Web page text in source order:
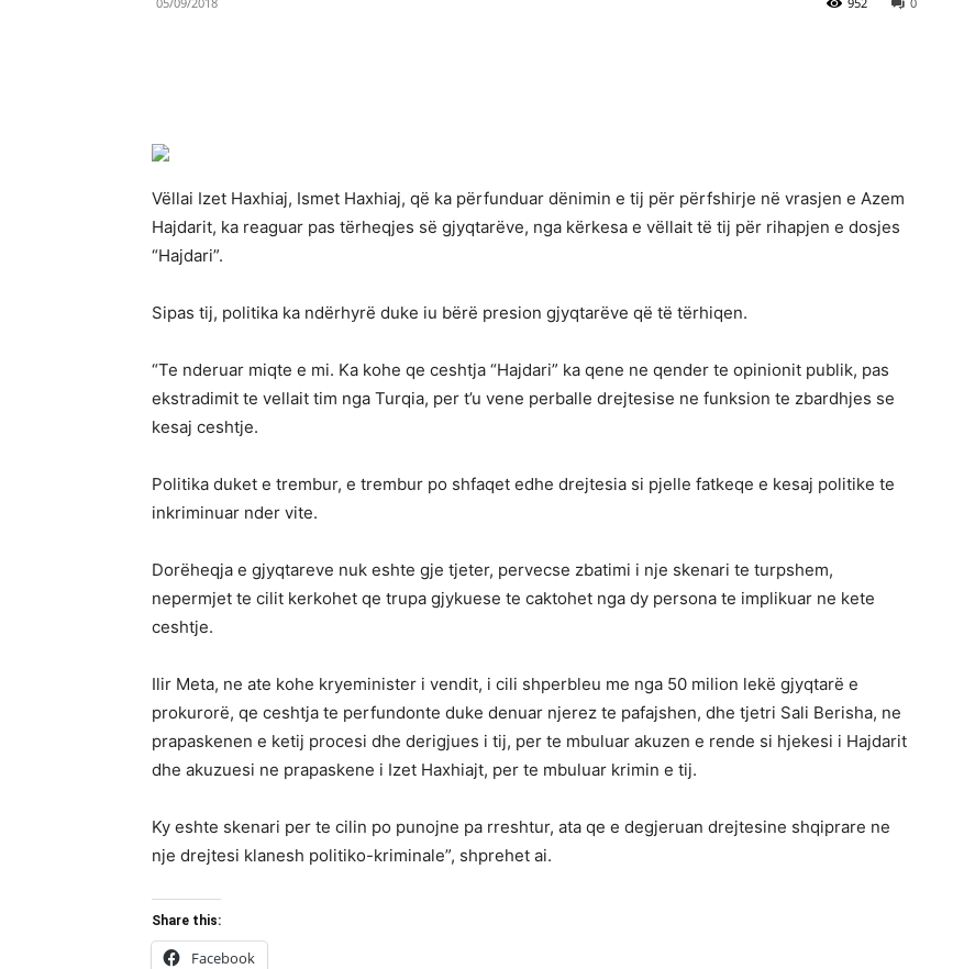
Vëllai Izet Haxhiaj, Ismet Haxhiaj, që ka përfunduar dënimin e tij për përfshirje në vrasjen e Azem
Hajdarit, ka reaguar pas tërheqjes së gjyqtarëve, nga kërkesa e vëllait të tij për rihapjen e dosjes
“Hajdari”.
Sipas tij, politika ka ndërhyrë duke iu bërë presion gjyqtarëve që të tërhiqen.
“Te nderuar miqte e mi. Ka kohe qe ceshtja “Hajdari” ka qene ne qender te opinionit publik, pas
ekstradimit te vellait tim nga Turqia, per t’u vene perballe drejtesise ne funksion te zbardhjes se
kesaj ceshtje.
Politika duket e trembur, e trembur po shfaqet edhe drejtesia si pjelle fatkeqe e kesaj politike te
inkriminuar nder vite.
Dorëheqja e gjyqtareve nuk eshte gje tjeter, pervecse zbatimi i nje skenari te turpshem,
nepermjet te cilit kerkohet qe trupa gjykuese te caktohet nga dy persona te implikuar ne kete
ceshtje.
Ilir Meta, ne ate kohe kryeminister i vendit, i cili shperbleu me nga 50 milion lekë gjyqtarë e
prokurorë, qe ceshtja te perfundonte duke denuar njerez te pafajshen, dhe tjetri Sali Berisha, ne
prapaskenen e ketij procesi dhe derigjues i tij, per te mbuluar akuzen e rende si hjekesi i Hajdarit
dhe akuzuesi ne prapaskene i Izet Haxhiajt, per te mbuluar krimin e tij.
Ky eshte skenari per te cilin po punojne pa rreshtur, ata qe e degjeruan drejtesine shqiprare ne
nje drejtesi klanesh politiko-kriminale”, shprehet ai.
Share this:
Facebook